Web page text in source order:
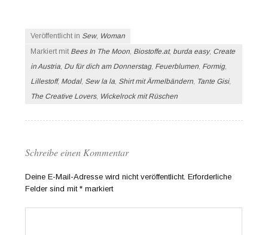
Veröffentlicht in Sew, Woman
Markiert mit Bees In The Moon, Biostoffe.at, burda easy, Create
in Austria, Du für dich am Donnerstag, Feuerblumen, Formig,
Lillestoff, Modal, Sew la la, Shirt mit Ärmelbändern, Tante Gisi,
The Creative Lovers, Wickelrock mit Rüschen
Schreibe einen Kommentar
Deine E-Mail-Adresse wird nicht veröffentlicht. Erforderliche
Felder sind mit* markiert